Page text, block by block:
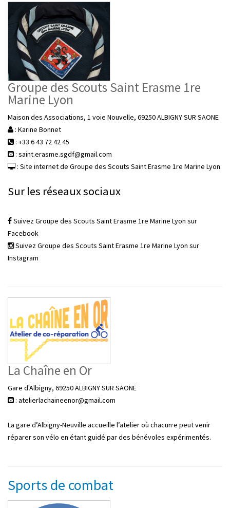
Groupe des Scouts Saint Erasme 1re
Marine Lyon
Maison des Associations, 1 voie Nouvelle, 69250 ALBIGNY SUR SAONE
: Karine Bonnet
: +33 6 43 72 42 45
: saint.erasme.sgdf@gmail.com
: Site internet de Groupe des Scouts Saint Erasme 1re Marine Lyon
Sur les réseaux sociaux
Suivez Groupe des Scouts Saint Erasme 1re Marine Lyon sur
Facebook
Suivez Groupe des Scouts Saint Erasme 1re Marine Lyon sur
Instagram
La Chaîne en Or
Gare d'Albigny, 69250 ALBIGNY SUR SAONE
: atelierlachaineenor@gmail.com
La gare d’Albigny-Neuville accueille l’atelier où chacun·e peut venir
réparer son vélo en étant guidé par des bénévoles expérimentés.
Sports de combat